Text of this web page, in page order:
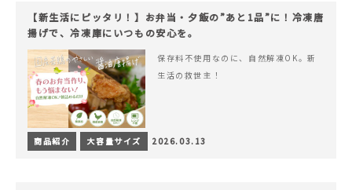
【新生活にピッタリ！】お弁当・夕飯の”あと1品”に！冷凍唐
揚げで、冷凍庫にいつもの安心を。
保存料不使用なのに、自然解凍OK。新
生活の救世主！
商品紹介 大容量サイズ 2026.03.13